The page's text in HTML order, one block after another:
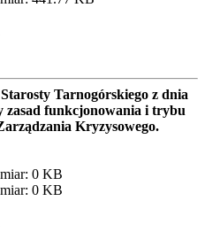
Tarnogórskiego z dnia
zasad funkcjonowania i trybu
Kryzysowego.
0 KB
0 KB